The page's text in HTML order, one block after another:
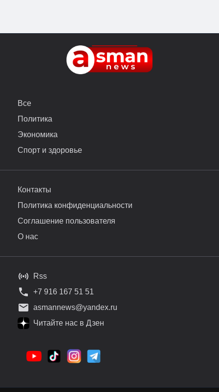
Все
Политика
Экономика
Спорт и здоровье
Контакты
Политика конфиденциальности
Соглашение пользователя
О нас
Rss
+7 916 167 51 51
asmannews@yandex.ru
Читайте нас в Дзен